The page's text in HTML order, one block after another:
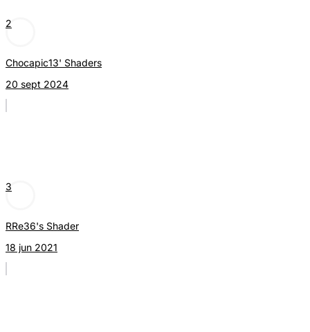
2
Chocapic13' Shaders
20 sept 2024
3
RRe36's Shader
18 jun 2021